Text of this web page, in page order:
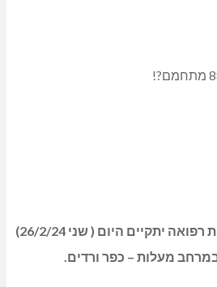
תרגיל מוסק בשיתוף כוחות רפואה יתקיים היום ( שני 26/2/24)